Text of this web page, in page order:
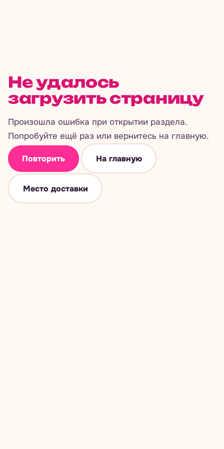
Не удалось
загрузить страницу
Произошла ошибка при открытии раздела.
Попробуйте ещё раз или вернитесь на главную.
Повторить На главную
Место доставки